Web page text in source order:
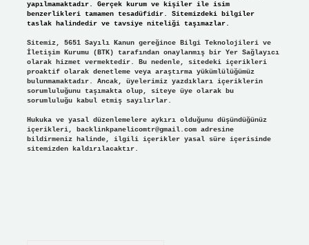
yapılmamaktadır. Gerçek kurum ve kişiler ile isim
benzerlikleri tamamen tesadüfidir. Sitemizdeki bilgiler
taslak halindedir ve tavsiye niteliği taşımazlar.
Sitemiz, 5651 Sayılı Kanun gereğince Bilgi Teknolojileri ve
İletişim Kurumu (BTK) tarafından onaylanmış bir Yer Sağlayıcı
olarak hizmet vermektedir. Bu nedenle, sitedeki içerikleri
proaktif olarak denetleme veya araştırma yükümlülüğümüz
bulunmamaktadır. Ancak, üyelerimiz yazdıkları içeriklerin
sorumluluğunu taşımakta olup, siteye üye olarak bu
sorumluluğu kabul etmiş sayılırlar.
Hukuka ve yasal düzenlemelere aykırı olduğunu düşündüğünüz
içerikleri, backlinkpanelicomtr@gmail.comadresine
bildirmeniz halinde, ilgili içerikler yasal süre içerisinde
sitemizden kaldırılacaktır.